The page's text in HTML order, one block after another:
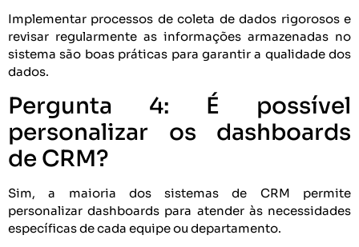
Implementar processos de coleta de dados rigorosos e
revisar regularmente as informações armazenadas no
sistema são boas práticas para garantir a qualidade dos
dados.
Pergunta 4: É possível
personalizar os dashboards
de CRM?
Sim, a maioria dos sistemas de CRM permite
personalizar dashboards para atender às necessidades
específicas de cada equipe ou departamento.